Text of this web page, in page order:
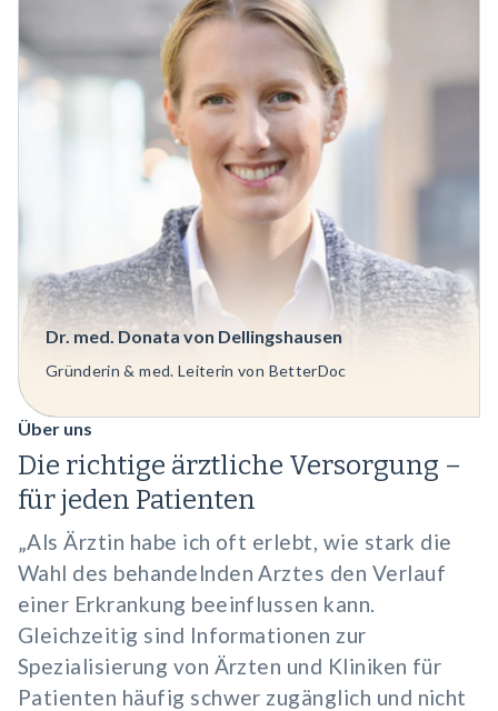
Dr. med. Donata von Dellingshausen
Gründerin & med. Leiterin von BetterDoc
Über uns
Die richtige ärztliche Versorgung –
für jeden Patienten
„Als Ärztin habe ich oft erlebt, wie stark die
Wahl des behandelnden Arztes den Verlauf
einer Erkrankung beeinflussen kann.
Gleichzeitig sind Informationen zur
Spezialisierung von Ärzten und Kliniken für
Patienten häufig schwer zugänglich und nicht